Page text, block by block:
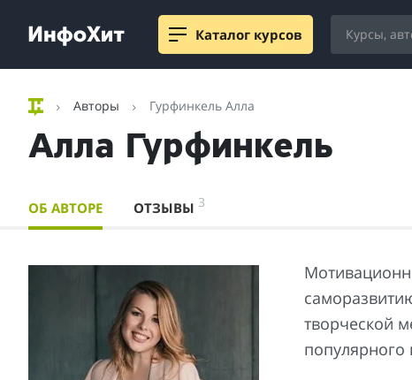
Каталог курсов
Авторы Гурфинкель Алла
Алла Гурфинкель
ОБ АВТОРЕ ОТЗЫВЫ 3
творческой
популярного